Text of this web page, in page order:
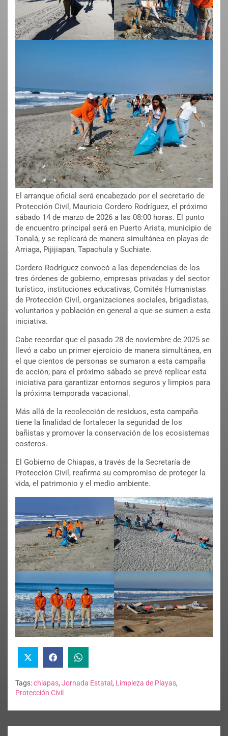
El arranque oficial será encabezado por el secretario de
Protección Civil, Mauricio Cordero Rodríguez, el próximo
sábado 14 de marzo de 2026 a las 08:00 horas. El punto
de encuentro principal será en Puerto Arista, municipio de
Tonalá, y se replicará de manera simultánea en playas de
Arriaga, Pijijiapan, Tapachula y Suchiate.
Cordero Rodríguez convocó a las dependencias de los
tres órdenes de gobierno, empresas privadas y del sector
turístico, instituciones educativas, Comités Humanistas
de Protección Civil, organizaciones sociales, brigadistas,
voluntarios y población en general a que se sumen a esta
iniciativa.
Cabe recordar que el pasado 28 de noviembre de 2025 se
llevó a cabo un primer ejercicio de manera simultánea, en
el que cientos de personas se sumaron a esta campaña
de acción; para el próximo sábado se prevé replicar esta
iniciativa para garantizar entornos seguros y limpios para
la próxima temporada vacacional.
Más allá de la recolección de residuos, esta campaña
tiene la finalidad de fortalecer la seguridad de los
bañistas y promover la conservación de los ecosistemas
costeros.
El Gobierno de Chiapas, a través de la Secretaría de
Protección Civil, reafirma su compromiso de proteger la
vida, el patrimonio y el medio ambiente.
Tags:chiapas, Jornada Estatal , Limpieza de Playas,
Protección Civil